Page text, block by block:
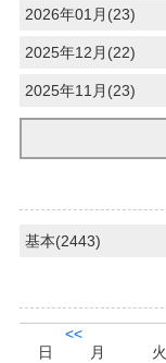
2026年01月(23)
2025年12月(22)
2025年11月(23)
基本(2443)
<<
日
月 火